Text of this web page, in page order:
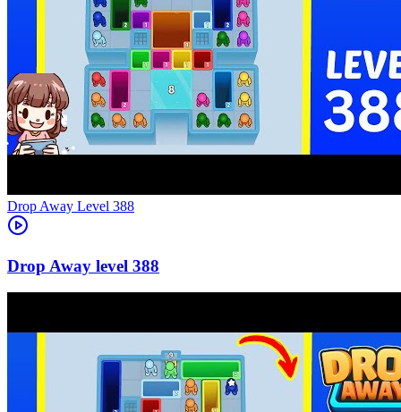
Level 388
388